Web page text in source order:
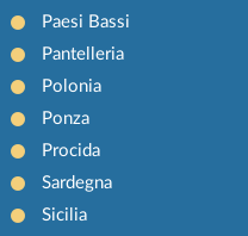
Paesi Bassi
Pantelleria
Polonia
Ponza
Procida
Sardegna
Sicilia